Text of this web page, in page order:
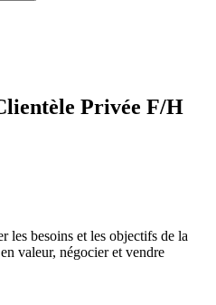
Privée F/H
les besoins et les objectifs de la
valeur, négocier et vendre